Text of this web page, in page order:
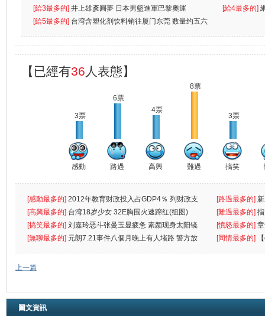
[給3最多的] 井上雄彥圓夢 日本男籃進軍巴黎奧運 [給4最多的]
[給5最多的] 台湾含塑化剂饮料销往厦门东莞 数量约五六
【已經有36 人表態】
3票
感動
6票
路過
4票
高興
8票
難過
3票
搞笑
[感動最多的] 2012年教育财政投入占GDP4％ 列财政支
出首位
[路過最多的]
[高興最多的] 台湾18岁少女 32E胸围火速蹿红(组图) [難過最多的]
罪
[搞笑最多的] 刘嘉玲恶斗张曼玉显疲惫 素颜现身太阳镜
遮
[憤怒最多的]
[無聊最多的] 元朗7.21事件八個月晚上有人堵路 警方放
催
[同情最多的]
敗
上一篇
圖文資訊